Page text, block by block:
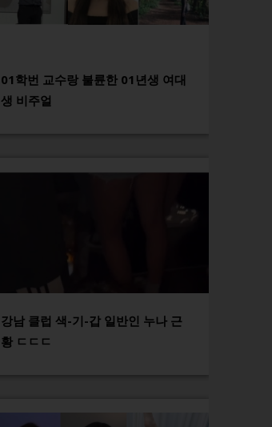
01학번 교수랑 불륜한 01년생 여대
생 비주얼
강남 클럽 색-기-갑 일반인 누나 근
황 ㄷㄷㄷ